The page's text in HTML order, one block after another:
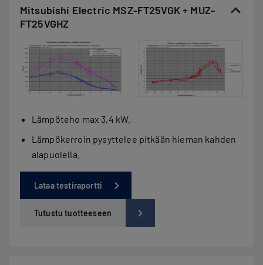
Mitsubishi Electric MSZ-FT25VGK + MUZ-
FT25VGHZ
Lämpöteho max 3,4 kW.
Lämpökerroin pysyttelee pitkään hieman kahden
alapuolella.
Lataa testiraportti
Tutustu tuotteeseen